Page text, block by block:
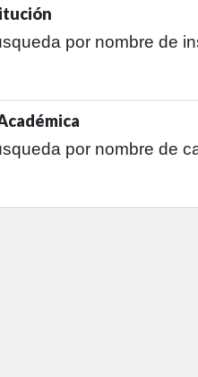
por nombre de
por nombre de